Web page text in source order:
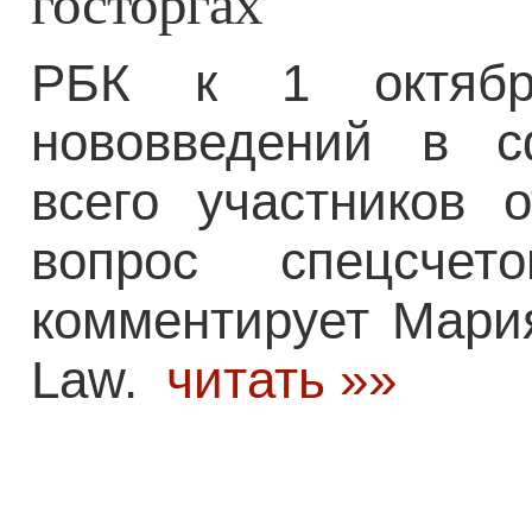
РБК к 1
нововведений в
всего участников
вопрос
комментирует
Law. читать »»